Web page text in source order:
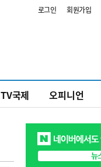
로그인 회원가입
TV국제 오피니언